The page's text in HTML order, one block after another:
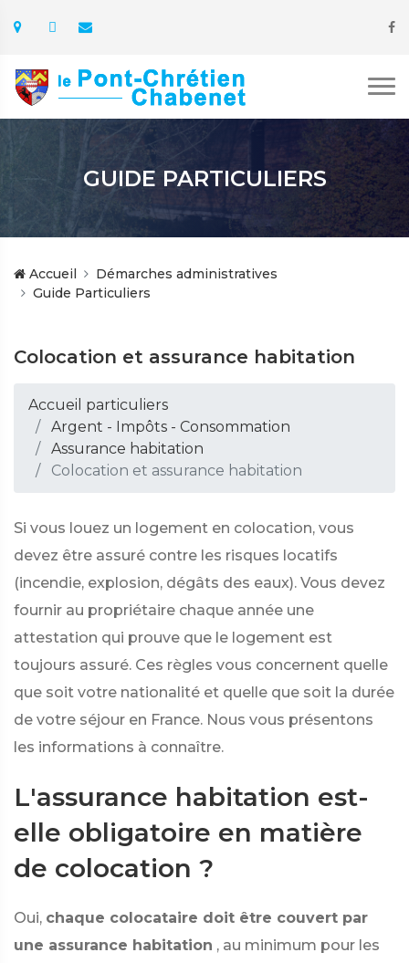
GUIDE PARTICULIERS
Accueil
Démarches administratives
Guide Particuliers
Colocation et assurance habitation
Accueil particuliers
Argent - Impôts - Consommation
Assurance habitation
Colocation et assurance habitation
Si vous louez un logement en colocation, vous
devez être assuré contre les risques locatifs
(incendie, explosion, dégâts des eaux). Vous devez
fournir au propriétaire chaque année une
attestation qui prouve que le logement est
toujours assuré. Ces règles vous concernent quelle
que soit votre nationalité et quelle que soit la durée
de votre séjour en France. Nous vous présentons
les informations à connaître.
L'assurance habitation est-
elle obligatoire en matière
de colocation ?
Oui, chaque colocataire doit être couvert par
une assurance habitation , au minimum pour les